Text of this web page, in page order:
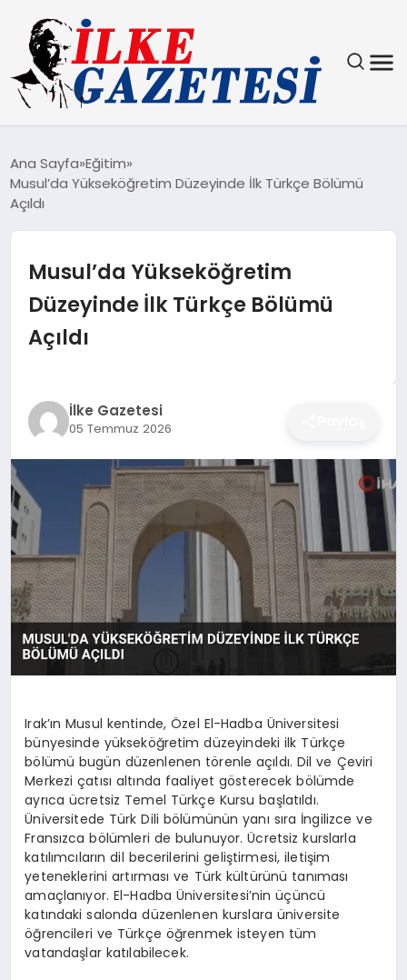
TEKNOLOJI
MAGAZIN
DÜNYA
Ana Sayfa Eğitim
Musul’da Yükseköğretim Düzeyinde İlk Türkçe Bölümü
Açıldı
Musul’da Yükseköğretim
Düzeyinde İlk Türkçe Bölümü
Açıldı
İlke Gazetesi
05 Temmuz 2026
Irak’ın Musul kentinde, Özel El-Hadba Üniversitesi
bünyesinde yükseköğretim düzeyindeki ilk Türkçe
bölümü bugün düzenlenen törenle açıldı. Dil ve Çeviri
Merkezi çatısı altında faaliyet gösterecek bölümde
ayrıca ücretsiz Temel Türkçe Kursu başlatıldı.
Üniversitede Türk Dili bölümünün yanı sıra İngilizce ve
Fransızca bölümleri de bulunuyor. Ücretsiz kurslarla
katılımcıların dil becerilerini geliştirmesi, iletişim
yeteneklerini artırması ve Türk kültürünü tanıması
amaçlanıyor. El-Hadba Üniversitesi’nin üçüncü
katındaki salonda düzenlenen kurslara üniversite
öğrencileri ve Türkçe öğrenmek isteyen tüm
vatandaşlar katılabilecek.